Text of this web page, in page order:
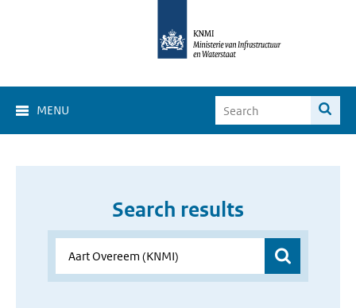
MENU
Search results